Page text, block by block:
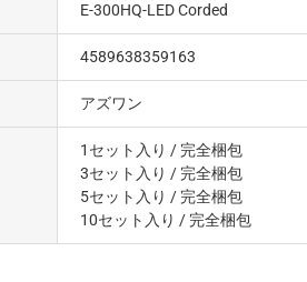
E-300HQ-LED Corded
4589638359163
アズワン
1セット入り / 完全梱包
3セット入り / 完全梱包
5セット入り / 完全梱包
10セット入り / 完全梱包